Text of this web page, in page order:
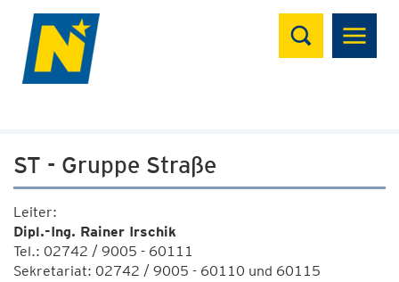
Suchen
ST - Gruppe Straße
Leiter:
Dipl.-Ing. Rainer Irschik
Tel.: 02742 / 9005 - 60111
Sekretariat: 02742 / 9005 - 60110 und 60115